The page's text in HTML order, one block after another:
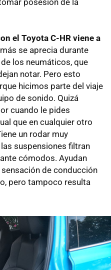
el Toyota C-HR viene a
se aprecia durante
los neumáticos, que
notar. Pero esto
hicimos parte del viaje
de sonido. Quizá
cuando le pides
que en cualquier otro
un rodar muy
suspensiones filtran
cómodos. Ayudan
de conducción
pero tampoco resulta